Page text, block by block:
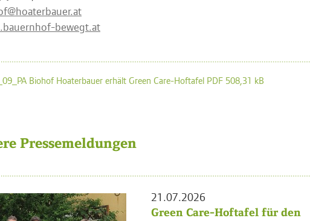
bewegt.at
Biohof Hoaterbauer erhält Green Care-Hoftafel PDF 508,31 kB
Pressemeldungen
21.07.2026
Green Care-Hoftafel für den